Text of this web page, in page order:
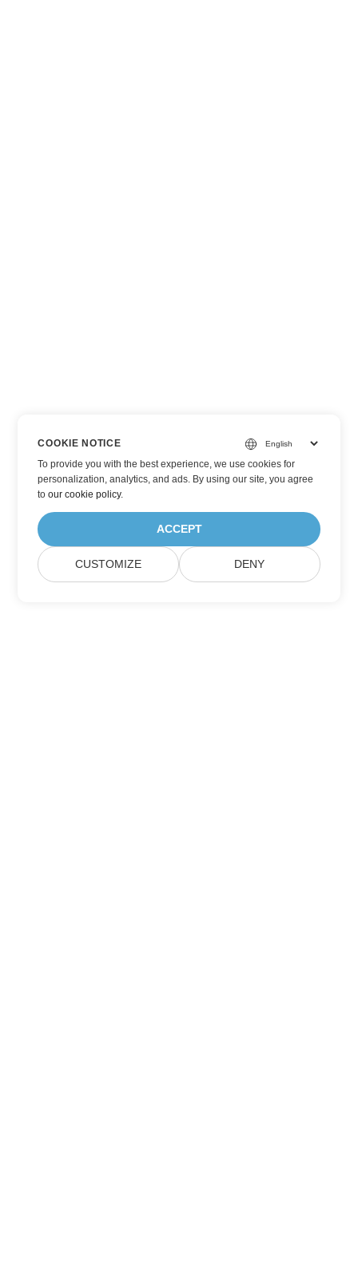
COOKIE NOTICE
To provide you with the best experience, we use cookies for
personalization, analytics, and ads. By using our site, you agree
toour cookie policy.
ACCEPT
CUSTOMIZE DENY